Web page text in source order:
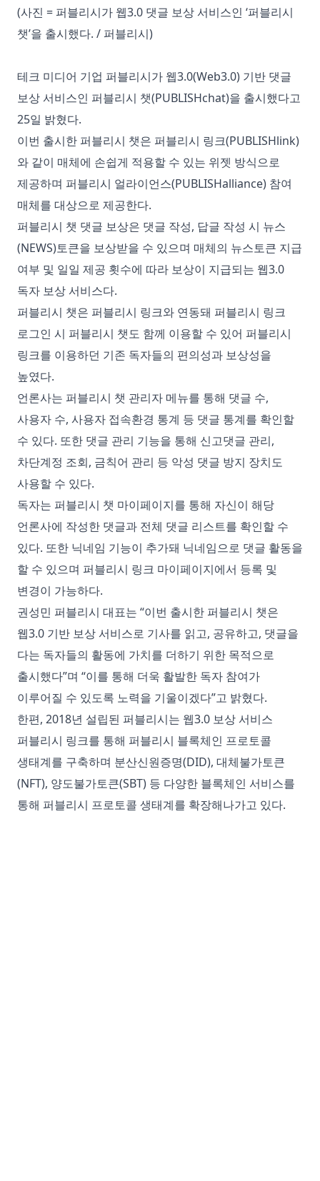
(사진 = 퍼블리시가 웹3.0 댓글 보상 서비스인 ‘퍼블리시
챗’을 출시했다. / 퍼블리시)
테크 미디어 기업 퍼블리시가 웹3.0(Web3.0) 기반 댓글
보상 서비스인 퍼블리시 챗(PUBLISHchat)을 출시했다고
25일 밝혔다.
이번 출시한 퍼블리시 챗은 퍼블리시 링크(PUBLISHlink)
와 같이 매체에 손쉽게 적용할 수 있는 위젯 방식으로
제공하며 퍼블리시 얼라이언스(PUBLISHalliance) 참여
매체를 대상으로 제공한다.
퍼블리시 챗 댓글 보상은 댓글 작성, 답글 작성 시 뉴스
(NEWS)토큰을 보상받을 수 있으며 매체의 뉴스토큰 지급
여부 및 일일 제공 횟수에 따라 보상이 지급되는 웹3.0
독자 보상 서비스다.
퍼블리시 챗은 퍼블리시 링크와 연동돼 퍼블리시 링크
로그인 시 퍼블리시 챗도 함께 이용할 수 있어 퍼블리시
링크를 이용하던 기존 독자들의 편의성과 보상성을
높였다.
언론사는 퍼블리시 챗 관리자 메뉴를 통해 댓글 수,
사용자 수, 사용자 접속환경 통계 등 댓글 통계를 확인할
수 있다. 또한 댓글 관리 기능을 통해 신고댓글 관리,
차단계정 조회, 금칙어 관리 등 악성 댓글 방지 장치도
사용할 수 있다.
독자는 퍼블리시 챗 마이페이지를 통해 자신이 해당
언론사에 작성한 댓글과 전체 댓글 리스트를 확인할 수
있다. 또한 닉네임 기능이 추가돼 닉네임으로 댓글 활동을
할 수 있으며 퍼블리시 링크 마이페이지에서 등록 및
변경이 가능하다.
권성민 퍼블리시 대표는 “이번 출시한 퍼블리시 챗은
웹3.0 기반 보상 서비스로 기사를 읽고, 공유하고, 댓글을
다는 독자들의 활동에 가치를 더하기 위한 목적으로
출시했다”며 “이를 통해 더욱 활발한 독자 참여가
이루어질 수 있도록 노력을 기울이겠다”고 밝혔다.
한편, 2018년 설립된 퍼블리시는 웹3.0 보상 서비스
퍼블리시 링크를 통해 퍼블리시 블록체인 프로토콜
생태계를 구축하며 분산신원증명(DID), 대체불가토큰
(NFT), 양도불가토큰(SBT) 등 다양한 블록체인 서비스를
통해 퍼블리시 프로토콜 생태계를 확장해나가고 있다.